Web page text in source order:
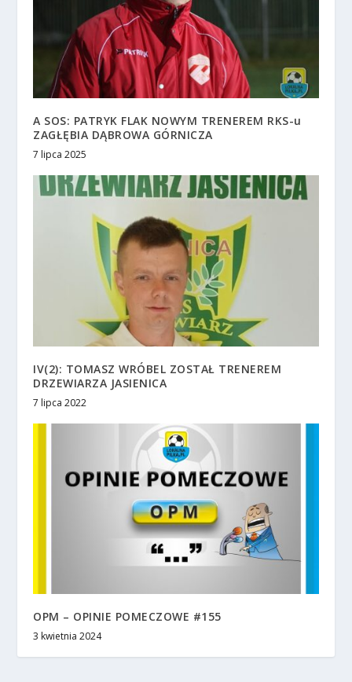
A SOS: PATRYK FLAK NOWYM TRENEREM RKS-u
ZAGŁĘBIA DĄBROWA GÓRNICZA
7 lipca 2025
IV(2): TOMASZ WRÓBEL ZOSTAŁ TRENEREM
DRZEWIARZA JASIENICA
7 lipca 2022
OPM – OPINIE POMECZOWE #155
3 kwietnia 2024